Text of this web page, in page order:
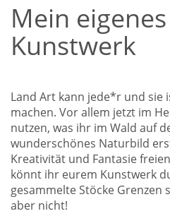
Mein
Kunstwerk
Land Art kann jede*r und sie
machen. Vor allem jetzt im
nutzen, was ihr im Wald auf
wunderschönes Naturbild
Kreativität und Fantasie
könnt ihr eurem Kunstwerk
gesammelte Stöcke Grenzen
aber nicht!